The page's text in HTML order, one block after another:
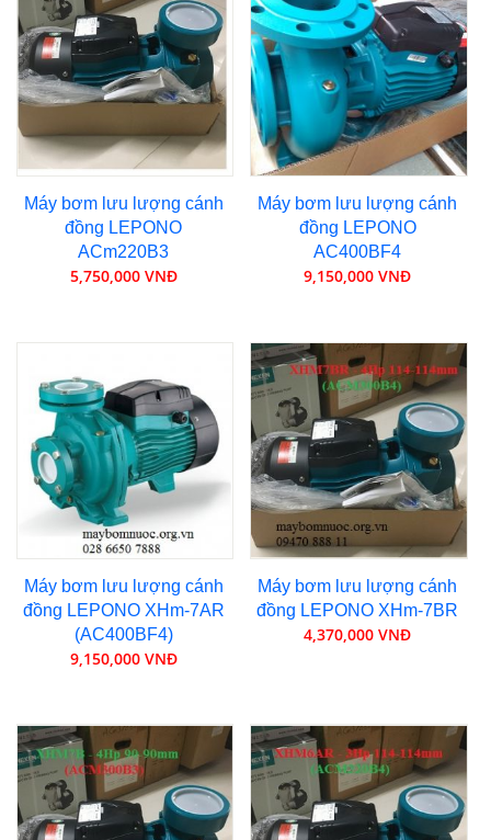
Máy bơm lưu lượng cánh
đồng LEPONO
ACm220B3
5,750,000 VNĐ
Máy bơm lưu lượng cánh
đồng LEPONO
AC400BF4
9,150,000 VNĐ
Máy bơm lưu lượng cánh
đồng LEPONO XHm-7AR
(AC400BF4)
9,150,000 VNĐ
Máy bơm lưu lượng cánh
đồng LEPONO XHm-7BR
4,370,000 VNĐ